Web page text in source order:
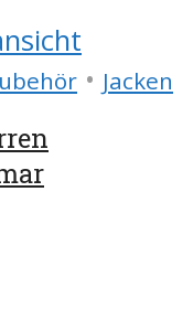
• Jacken